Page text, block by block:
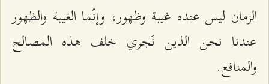
الزمان ليس عنده غيبة وظهور، وإنّما الغيبة والظهور
عندنا نحن الذين نَجري خلف هذه المصالح
والمنافع.